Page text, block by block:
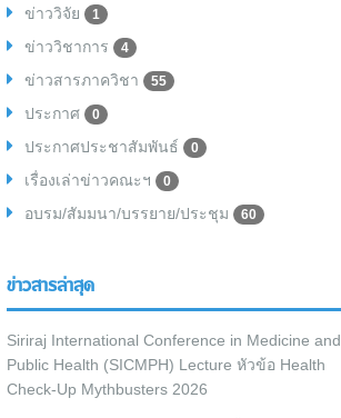
ข่าววิจัย 1
ข่าววิชาการ 4
ข่าวสารภาควิชา 55
ประกาศ 0
ประกาศประชาสัมพันธ์ 0
เรื่องเล่าข่าวคณะฯ 0
อบรม/สัมมนา/บรรยาย/ประชุม 60
ข่าวสารล่าสุด
Siriraj International Conference in Medicine and
Public Health (SICMPH) Lecture หัวข้อ Health
Check-Up Mythbusters 2026